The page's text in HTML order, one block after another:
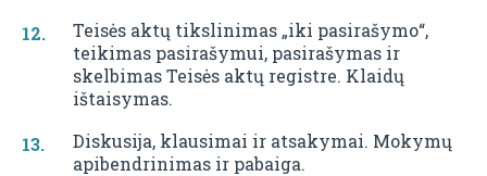
Teisės aktų tikslinimas „iki pasirašymo“,
teikimas pasirašymui, pasirašymas ir
skelbimas Teisės aktų registre. Klaidų
ištaisymas.
Diskusija, klausimai ir atsakymai. Mokymų
apibendrinimas ir pabaiga.